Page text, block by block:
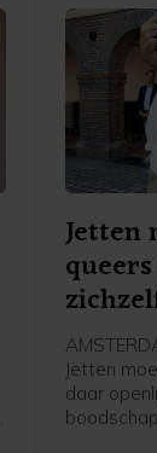
Jetten
Jetten
daar